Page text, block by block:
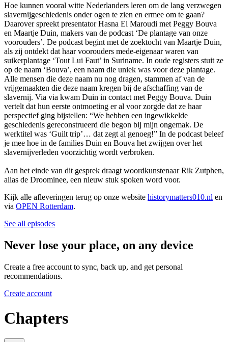
Hoe kunnen vooral witte Nederlanders leren om de lang verzwegen
slavernijgeschiedenis onder ogen te zien en ermee om te gaan?
Daarover spreekt presentator Hasna El Maroudi met Peggy Bouva
en Maartje Duin, makers van de podcast ‘De plantage van onze
voorouders’. De podcast begint met de zoektocht van Maartje Duin,
als zij ontdekt dat haar voorouders mede-eigenaar waren van
suikerplantage ‘Tout Lui Faut’ in Suriname. In oude registers stuit ze
op de naam ‘Bouva’, een naam die uniek was voor deze plantage.
Alle mensen die deze naam nu nog dragen, stammen af van de
vrijgemaakten die deze naam kregen bij de afschaffing van de
slavernij. Via via kwam Duin in contact met Peggy Bouva. Duin
vertelt dat hun eerste ontmoeting er al voor zorgde dat ze haar
perspectief ging bijstellen: “We hebben een ingewikkelde
geschiedenis gereconstrueerd die begon bij mijn ongemak. De
werktitel was ‘Guilt trip’… dat zegt al genoeg!” In de podcast beleef
je mee hoe in de families Duin en Bouva het zwijgen over het
slavernijverleden voorzichtig wordt verbroken.
Aan het einde van dit gesprek draagt woordkunstenaar Rik Zutphen,
alias de Droominee, een nieuw stuk spoken word voor.
Kijk alle afleveringen terug op onze website historymatters010.nl en
via OPEN Rotterdam.
See all episodes
Never lose your place, on any device
Create a free account to sync, back up, and get personal
recommendations.
Create account
Chapters